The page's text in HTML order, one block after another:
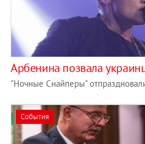
Арбенина позвала
"Ночные Снайперы"
События